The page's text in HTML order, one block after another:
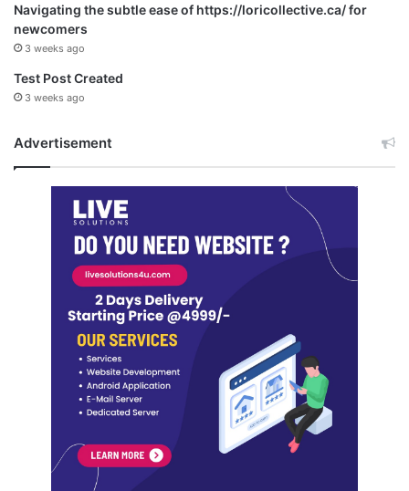
Navigating the subtle ease of https://loricollective.ca/ for
newcomers
3 weeks ago
Test Post Created
3 weeks ago
Advertisement